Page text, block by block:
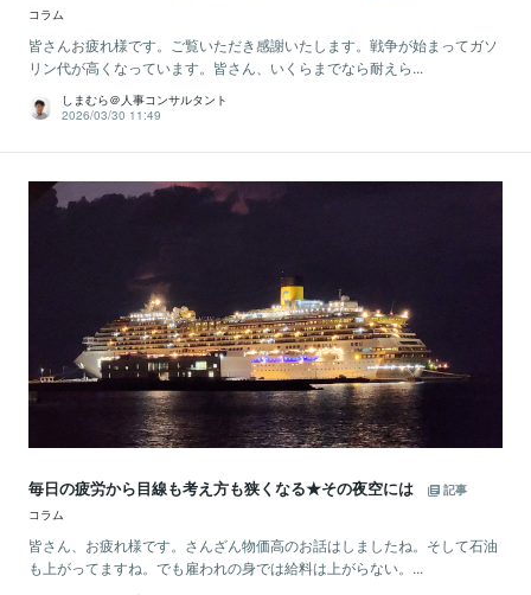
コラム
皆さんお疲れ様です。ご覧いただき感謝いたします。戦争が始まってガソ
リン代が高くなっています。皆さん、いくらまでなら耐えら...
しまむら＠人事コンサルタント
2026/03/30 11:49
毎日の疲労から目線も考え方も狭くなる★その夜空には
記事
コラム
皆さん、お疲れ様です。さんざん物価高のお話はしましたね。そして石油
も上がってますね。でも雇われの身では給料は上がらない。...